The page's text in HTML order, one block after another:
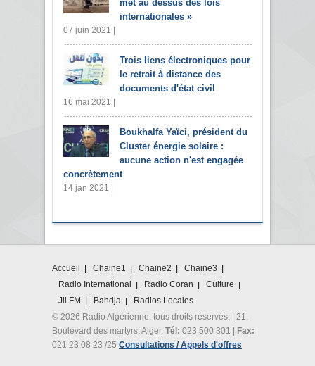
met au dessus des lois
internationales »
07 juin 2021 |
Trois liens électroniques pour
le retrait à distance des
documents d'état civil
16 mai 2021 |
Boukhalfa Yaïci, président du
Cluster énergie solaire :
aucune action n'est engagée
concrètement
14 jan 2021 |
Accueil Chaine1 Chaine2
Chaine3
Radio International
Radio Coran
Culture
Jil FM
Bahdja
Radios Locales
© 2026 Radio Algérienne. tous droits réservés. | 21,
Boulevard des martyrs. Alger. Tél: 023 500 301 | Fax:
021 23 08 23 /25 Consultations / Appels d'offres